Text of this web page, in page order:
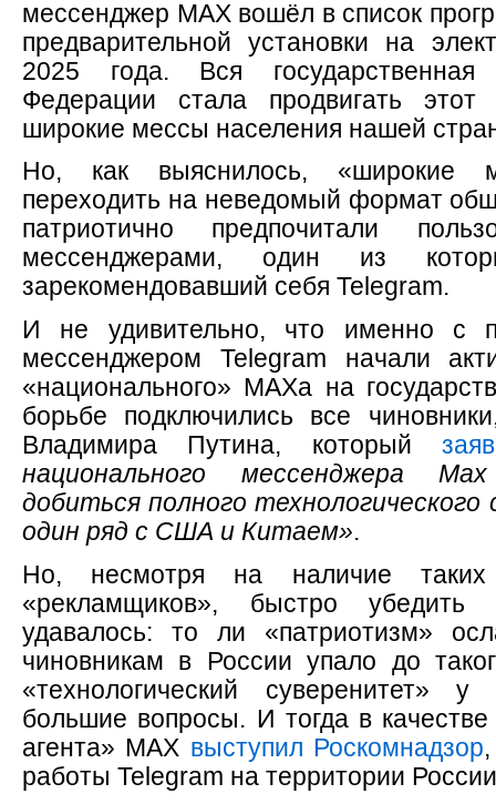
мессенджер МАХ вошёл в список
предварительной установки на
2025 года. Вся
Федерации стала продвигать
широкие мессы населения нашей
Но, как выяснилось, «широкие
переходить на неведомый формат
патриотично предпочитали
мессенджерами, один из
зарекомендовавший себя Telegram.
И не удивительно, что именно с
мессенджером Telegram начали
«национального» МАХа на
борьбе подключились все
Владимира Путина, который
национального мессенджера
добиться полного
один ряд с США и Китаем».
Но, несмотря на наличие таких
«рекламщиков», быстро
удавалось: то ли «патриотизм»
чиновникам в России упало до
«технологический суверенитет»
большие вопросы. И тогда в качестве
агента» МАХ выступил Роскомнадзор
работы Telegram на территории